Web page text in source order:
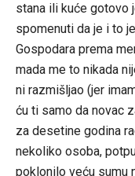
stana ili kuće gotovo
spomenuti da je i to
Gospodara prema
mada me to nikada
ni razmišljao (jer
ću ti samo da novac
za desetine godina
nekoliko osoba,
poklonilo veću sumu